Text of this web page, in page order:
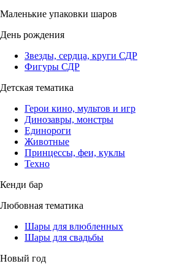
Маленькие упаковки шаров
День рождения
Звезды, сердца, круги СДР
Фигуры СДР
Детская тематика
Герои кино, мультов и игр
Динозавры, монстры
Единороги
Животные
Принцессы, феи, куклы
Техно
Кенди бар
Любовная тематика
Шары для влюбленных
Шары для свадьбы
Новый год